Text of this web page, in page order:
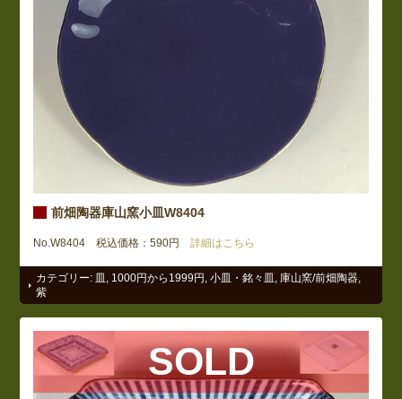
前畑陶器庫山窯小皿W8404
No.W8404 税込価格：590円 詳細はこちら
カテゴリー: 皿 1000円から1999円 ,小皿・銘々皿 庫山窯/前畑陶器
紫
SOLD